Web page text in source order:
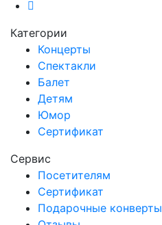
Категории
Концерты
Спектакли
Балет
Детям
Юмор
Сертификат
Сервис
Посетителям
Сертификат
Подарочные конверты